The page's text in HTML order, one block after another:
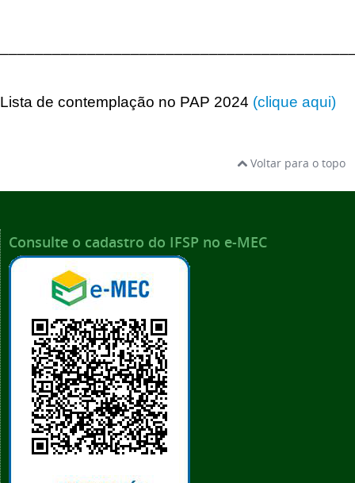
Lista de contemplação no PAP 2024 (clique aqui)
Voltar para o topo
Consulte o cadastro do IFSP no e-MEC